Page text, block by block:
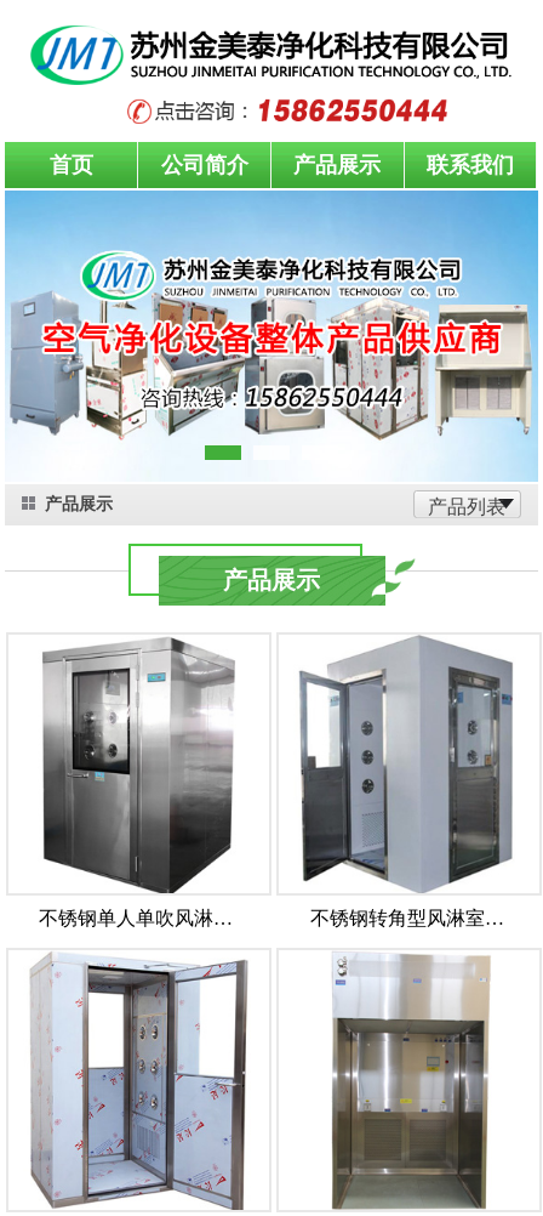
首页 公司简介 产品展示 联系我们
产品展示 产品列表
产品展示
不锈钢单人单吹风淋… 不锈钢转角型风淋室…